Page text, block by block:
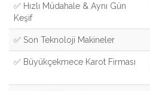
✅ Hızlı Müdahale & Aynı Gün
Keşif
✅ Son Teknoloji Makineler
✅ Büyükçekmece Karot Firması